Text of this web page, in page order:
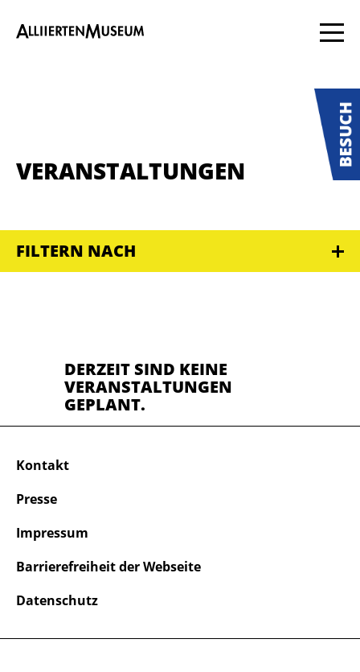
VERANSTALTUNGEN
FILTERN NACH
DERZEIT SIND KEINE
VERANSTALTUNGEN
GEPLANT.
Kontakt
Presse
Impressum
Barrierefreiheit der Webseite
Datenschutz